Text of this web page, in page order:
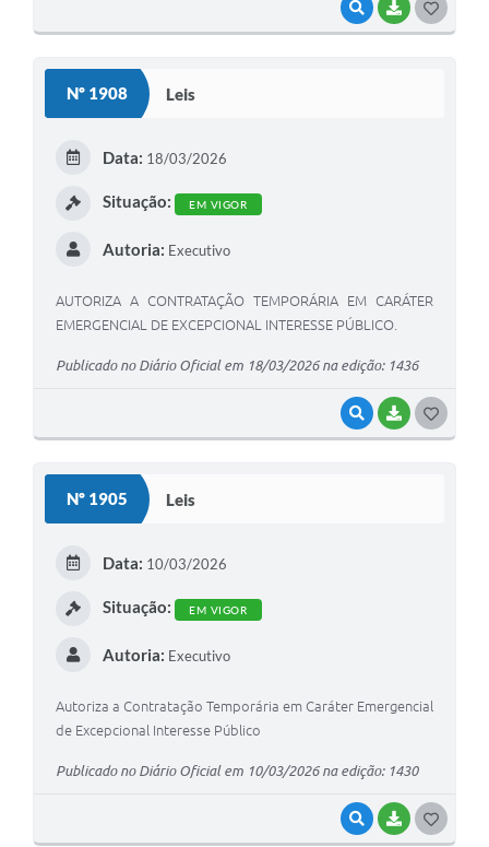
VISUALIZAR
BAIXAR
Nº 1908 Leis
VISUALIZAR
BAIXAR
Data: 18/03/2026
Situação: EM VIGOR
Autoria: Executivo
AUTORIZA A CONTRATAÇÃO TEMPORÁRIA EM CARÁTER
EMERGENCIAL DE EXCEPCIONAL INTERESSE PÚBLICO.
Publicado no Diário Oficial em 18/03/2026 na edição: 1436
Nº 1905 Leis
VISUALIZAR
BAIXAR
Data: 10/03/2026
Situação: EM VIGOR
Autoria: Executivo
Autoriza a Contratação Temporária em Caráter Emergencial
de Excepcional Interesse Público
Publicado no Diário Oficial em 10/03/2026 na edição: 1430